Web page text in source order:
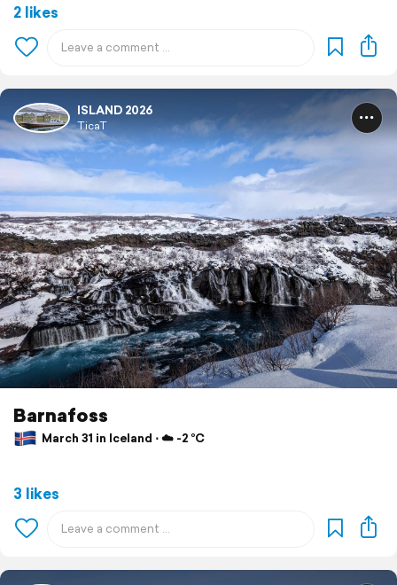
2 likes
ISLAND 2026
TicaT
Barnafoss
March 31 in Iceland ⋅ ☁️ -2 °C
3 likes